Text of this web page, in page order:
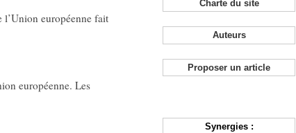
l’Union européenne fait
européenne. Les
Charte du site
Auteurs
Proposer un article
Synergies :